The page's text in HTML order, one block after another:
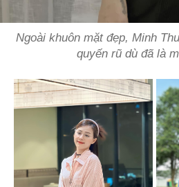
Ngoài khuôn mặt đẹp, Minh
quyến rũ dù đã là